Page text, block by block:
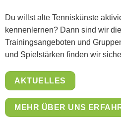
Du willst alte Tenniskünste
kennenlernen? Dann sind wir
Trainingsangeboten und
und Spielstärken finden wir
AKTUELLES
MEHR ÜBER UNS